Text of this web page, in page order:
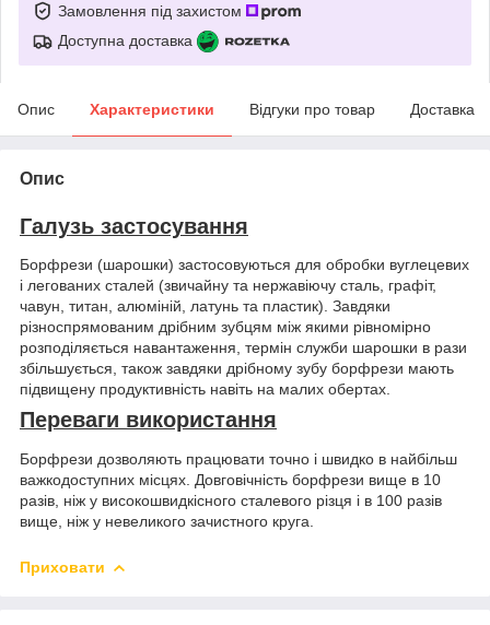
Замовлення під захистом
Доступна доставка
Опис Характеристики Відгуки про товар Доставка
Опис
Галузь застосування
Борфрези (шарошки) застосовуються для обробки вуглецевих
і легованих сталей (звичайну та нержавіючу сталь, графіт,
чавун, титан, алюміній, латунь та пластик). Завдяки
різноспрямованим дрібним зубцям між якими рівномірно
розподіляється навантаження, термін служби шарошки в рази
збільшується, також завдяки дрібному зубу борфрези мають
підвищену продуктивність навіть на малих обертах.
Переваги використання
Борфрези дозволяють працювати точно і швидко в найбільш
важкодоступних місцях. Довговічність борфрези вище в 10
разів, ніж у високошвидкісного сталевого різця і в 100 разів
вище, ніж у невеликого зачистного круга.
Приховати